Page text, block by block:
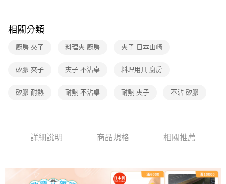
相關分類
廚房 夾子 料理夾 廚房 夾子 日本山崎
矽膠 夾子 夾子 不沾桌 料理用具 廚房
矽膠 耐熱 耐熱 不沾桌 耐熱 夾子 不沾 矽膠
詳細說明 商品規格 相關推薦